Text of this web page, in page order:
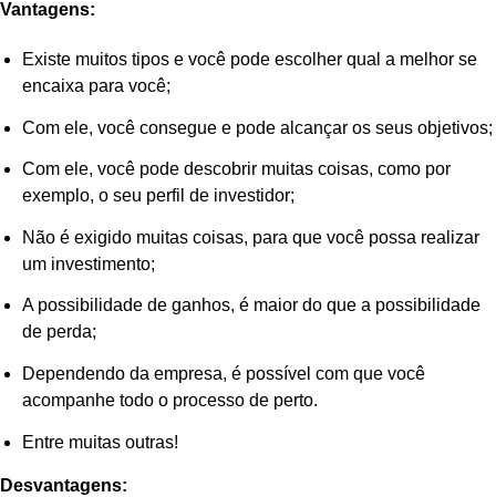
Vantagens:
Existe muitos tipos e você pode escolher qual a melhor se
encaixa para você;
Com ele, você consegue e pode alcançar os seus objetivos;
Com ele, você pode descobrir muitas coisas, como por
exemplo, o seu perfil de investidor;
Não é exigido muitas coisas, para que você possa realizar
um investimento;
A possibilidade de ganhos, é maior do que a possibilidade
de perda;
Dependendo da empresa, é possível com que você
acompanhe todo o processo de perto.
Entre muitas outras!
Desvantagens: